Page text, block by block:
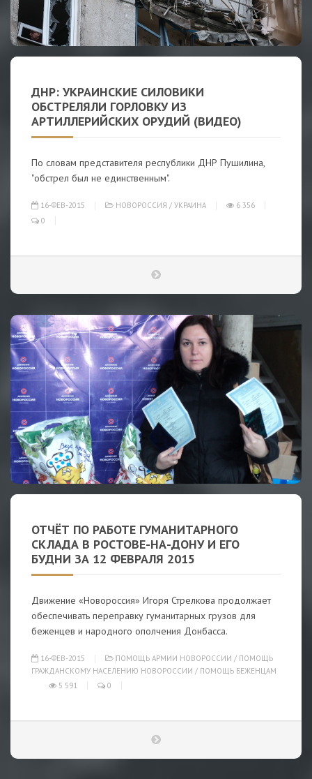
ДНР: УКРАИНСКИЕ СИЛОВИКИ
ОБСТРЕЛЯЛИ ГОРЛОВКУ ИЗ
АРТИЛЛЕРИЙСКИХ ОРУДИЙ (ВИДЕО)
По словам представителя республики ДНР Пушилина,
"обстрел был не единственным".
16-ФЕВ-2015 НОВОРОССИЯ / УКРАИНА
6 356
0
ОТЧЁТ ПО РАБОТЕ ГУМАНИТАРНОГО
СКЛАДА В РОСТОВЕ-НА-ДОНУ И ЕГО
БУДНИ ЗА 12 ФЕВРАЛЯ 2015
Движение «Новороссия» Игоря Стрелкова продолжает
обеспечивать переправку гуманитарных грузов для
беженцев и народного ополчения Донбасса.
16-ФЕВ-2015 ПОМОЩЬ АРМИИ НОВОРОССИИ / ПОМОЩЬ
ГРАЖДАНСКОМУ НАСЕЛЕНИЮ НОВОРОССИИ / ПОМОЩЬ БЕЖЕНЦАМ
5 591
0